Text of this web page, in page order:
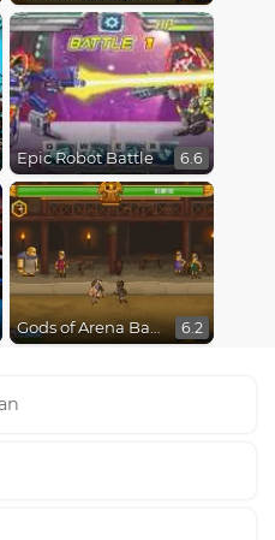
Epic Robot Battle 6.6
Gods of Arena Battles 6.2